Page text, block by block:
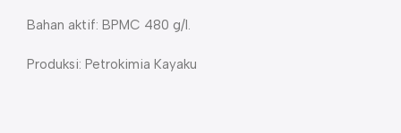
Bahan aktif: BPMC 480 g/l.
Produksi: Petrokimia Kayaku